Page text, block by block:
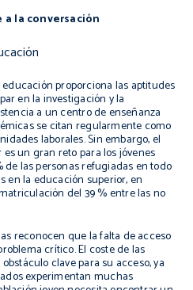
a la conversación
proporciona las aptitudes
en la investigación y la
a un centro de enseñanza
se citan regularmente como
laborales. Sin embargo, el
un gran reto para los jóvenes
de las personas refugiadas en todo
en la educación superior, en
del 39 % entre las no
reconocen que la falta de acceso
crítico. El coste de las
clave para su acceso, ya
experimentan muchas